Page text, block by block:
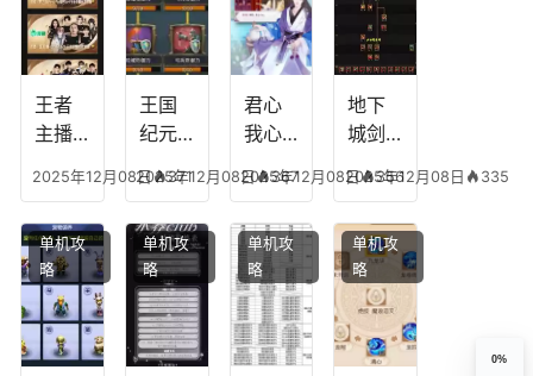
多少
级能
挖矿
可以
放三
个是
什么
模式
符命
中后
附加
五雷
复古
传奇
英雄
版哪
个组
合平
王者
主播
搭
配，
王者
最强
的主
播
2025年12月08日 371
王国
纪元
搭
配，
王国
纪元
最强
2025年12月08日 367
君心
我心
宫攻
略，
君心
我心
剧情
文本
2025年12月08日 356
地下
城剑
能加
点
图，
地下
城剑
神用
什么
2025年12月08日 335
单机攻
略
单机攻
略
单机攻
略
单机攻
略
0%